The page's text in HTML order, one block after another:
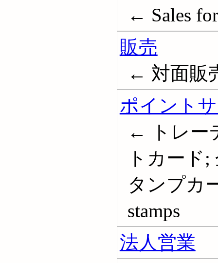
← Sales
販売
← 対面販
ポイント
← トレー
トカード
タンプカ
stamps
法人営業